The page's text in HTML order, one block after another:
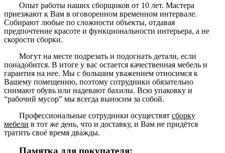
Опыт работы наших сборщиков от 10 лет. Мастера
приезжают к Вам в оговоренном временном интервале.
Собирают любые по сложности объекты, отдавая
предпочтение красоте и функциональности интерьера, а не
скорости сборки.
Могут на месте подрезать и подогнать детали, если
понадобится. В итоге у вас остается качественная мебель и
гарантия на нее. Мы с большим уважением относимся к
Вашему помещению, поэтому сотрудники обязательно
снимают обувь или надевают бахилы. Всю упаковку и
“рабочий мусор” мы всегда выносим за собой.
Профессиональные сотрудники осуществят сборку
мебели в тот же день, что и доставку, и Вам не придётся
тратить своё время дважды.